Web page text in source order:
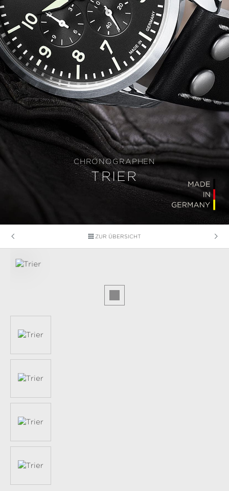
CHRONOGRAPHEN
TRIER
ZUR ÜBERSICHT